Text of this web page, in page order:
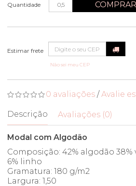
Quantidade COMPRAR
Não sei meu CEP
0 avaliações /Avalie
Descrição Avaliações (0)
Modal com Algodão
Composição: 42% algodão 38%
6% linho
Gramatura: 180 g/m2
Largura: 1,50